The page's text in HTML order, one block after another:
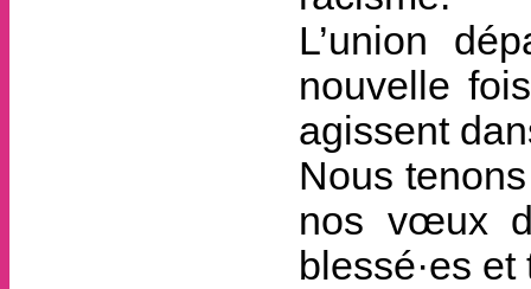
L’union
nouvelle
agissent
Nous
nos vœux
blessé·es